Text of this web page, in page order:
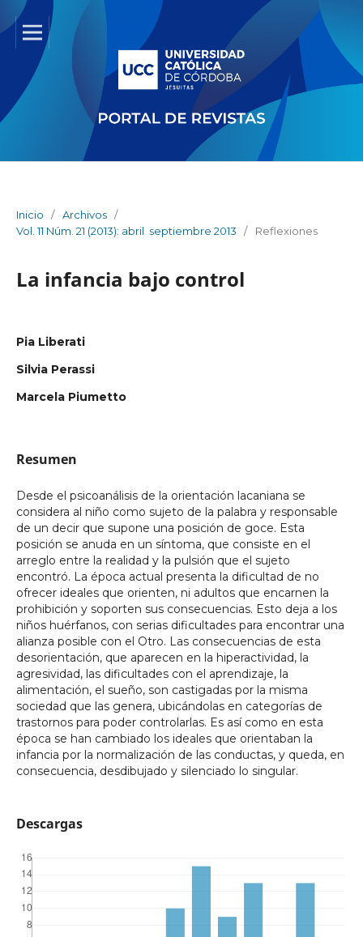
Inicio / Archivos /
Vol. 11 Núm. 21 (2013): abril  septiembre 2013
/ Reflexiones
La infancia bajo control
Pia Liberati
Silvia Perassi
Marcela Piumetto
Resumen
Desde el psicoanálisis de la orientación lacaniana se
considera al niño como sujeto de la palabra y responsable
de un decir que supone una posición de goce. Esta
posición se anuda en un síntoma, que consiste en el
arreglo entre la realidad y la pulsión que el sujeto
encontró. La época actual presenta la dificultad de no
ofrecer ideales que orienten, ni adultos que encarnen la
prohibición y soporten sus consecuencias. Esto deja a los
niños huérfanos, con serias dificultades para encontrar una
alianza posible con el Otro. Las consecuencias de esta
desorientación, que aparecen en la hiperactividad, la
agresividad, las dificultades con el aprendizaje, la
alimentación, el sueño, son castigadas por la misma
sociedad que las genera, ubicándolas en categorías de
trastornos para poder controlarlas. Es así como en esta
época se han cambiado los ideales que orientaban la
infancia por la normalización de las conductas, y queda, en
consecuencia, desdibujado y silenciado lo singular.
Descargas